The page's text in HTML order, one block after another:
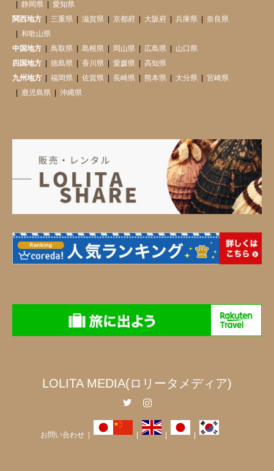
静岡県
愛知県
関西地方
三重県 滋賀県 京都府 大阪府 兵庫県
奈良県
和歌山県
中国地方
鳥取県 島根県 岡山県 広島県
山口県
四国地方
徳島県 香川県 愛媛県
高知県
九州地方
福岡県 佐賀県 長崎県 熊本県 大分県
宮崎県
鹿児島県
沖縄県
LOLITA MEDIA(ロリータメディア)
お問い合わせ